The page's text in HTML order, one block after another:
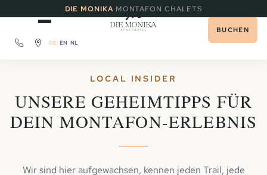
DIE MONIKA·MONTAFON CHALETS
DE EN NL
BUCHEN
LOCAL INSIDER
UNSERE GEHEIMTIPPS FÜR
DEIN MONTAFON-ERLEBNIS
Wir sind hier aufgewachsen, kennen jeden Trail, jede